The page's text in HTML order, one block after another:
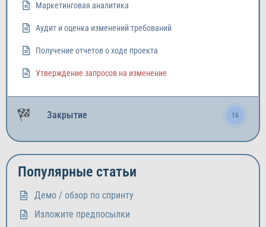
Маркетинговая аналитика
Аудит и оценка изменений требований
Получение отчетов о ходе проекта
Утверждение запросов на изменение
Закрытие 16
Популярные статьи
Демо / обзор по спринту
Изложите предпосылки